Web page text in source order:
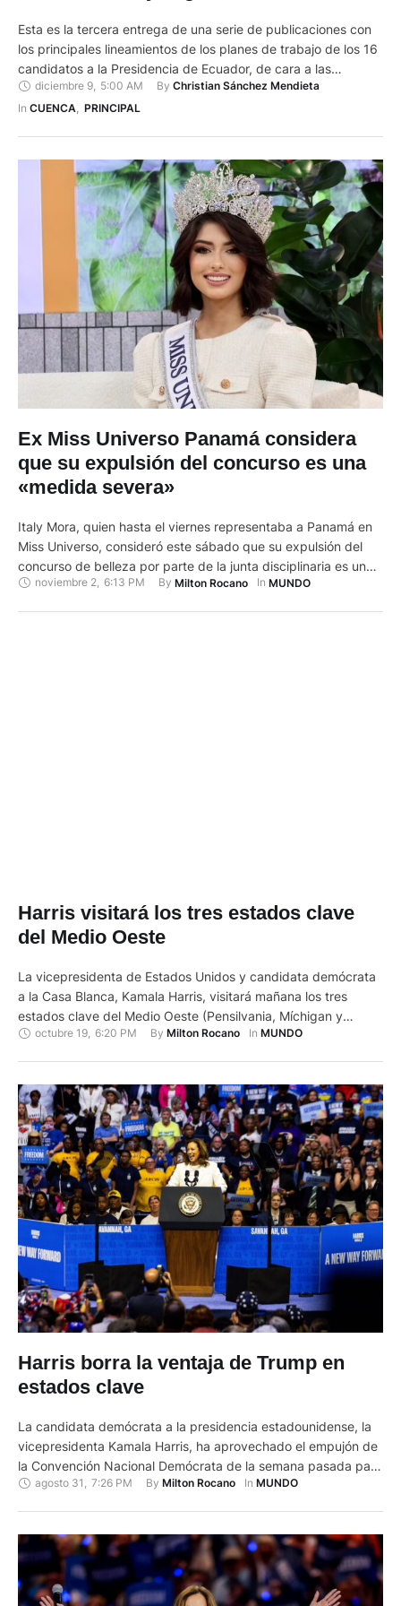
Esta es la tercera entrega de una serie de publicaciones con
los principales lineamientos de los planes de trabajo de los 16
candidatos a la Presidencia de Ecuador, de cara a las
Elecciones Generales 2025. Estos informes son publicados
según el número de la lista o alianza que respalda al
diciembre 9 5:00 AM By Christian Sánchez Mendieta
In CUENCA, PRINCIPAL
Ex Miss Universo Panamá considera
que su expulsión del concurso es una
«medida severa»
Italy Mora, quien hasta el viernes representaba a Panamá en
Miss Universo, consideró este sábado que su expulsión del
concurso de belleza por parte de la junta disciplinaria es una
"medida severa" que podría haberse resuelto con "diálogo o
noviembre 2, 6:13 PM By Milton Rocano In MUNDO
Harris visitará los tres estados clave
del Medio Oeste
La vicepresidenta de Estados Unidos y candidata demócrata
a la Casa Blanca, Kamala Harris, visitará mañana los tres
estados clave del Medio Oeste (Pensilvania, Míchigan y
Wisconsin) junto a la excongresista republicana Liz Cheney,
del Partido Republicano pero rompió con el …
octubre 19 6:20 PM By Milton Rocano In MUNDO
Harris borra la ventaja de Trump en
estados clave
La candidata demócrata a la presidencia estadounidense, la
vicepresidenta Kamala Harris, ha aprovechado el empujón de
la Convención Nacional Demócrata de la semana pasada para
borrar las ventajas que su rival republicano tenía en casi todos
agosto 31 7:26 PM By Milton Rocano In MUNDO